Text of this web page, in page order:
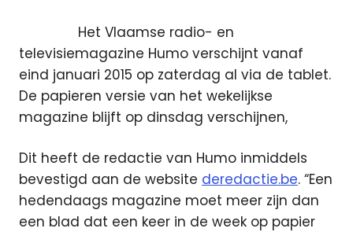
Het Vlaamse radio- en
televisiemagazine Humo verschijnt vanaf
eind januari 2015 op zaterdag al via de tablet.
De papieren versie van het wekelijkse
magazine blijft op dinsdag verschijnen,
Dit heeft de redactie van Humo inmiddels
bevestigd aan de website deredactie.be. “Een
hedendaags magazine moet meer zijn dan
een blad dat een keer in de week op papier